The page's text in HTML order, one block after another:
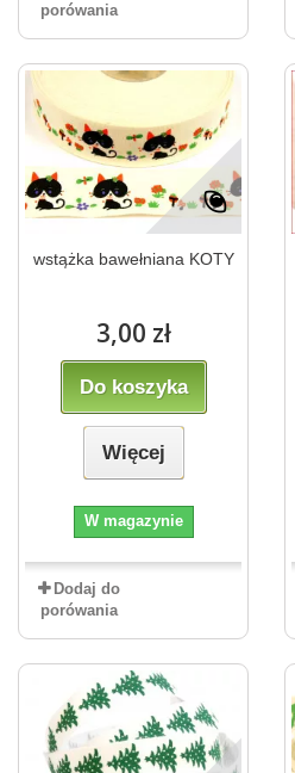
porówania
wstążka bawełniana KOTY
3,00 zł
Do koszyka
Więcej
W magazynie
Dodaj do
porówania